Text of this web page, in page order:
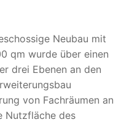
Neubau mit
qm wurde über einen
drei Ebenen an den
von Fachräumen an
Nutzfläche des